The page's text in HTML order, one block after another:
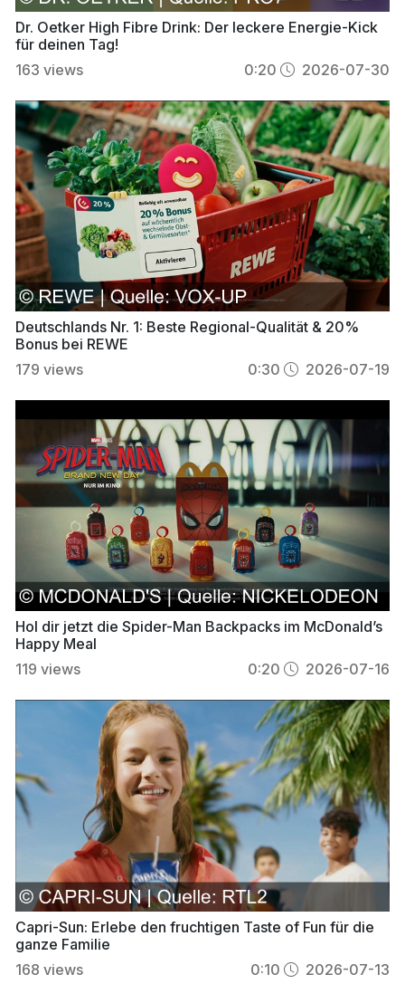
Dr. Oetker High Fibre Drink: Der leckere Energie-Kick
für deinen Tag!
163 views 0:20 2026-07-30
Deutschlands Nr. 1: Beste Regional-Qualität & 20%
Bonus bei REWE
179 views 0:30 2026-07-19
Hol dir jetzt die Spider-Man Backpacks im McDonald’s
Happy Meal
119 views 0:20 2026-07-16
Capri-Sun: Erlebe den fruchtigen Taste of Fun für die
ganze Familie
168 views 0:10 2026-07-13